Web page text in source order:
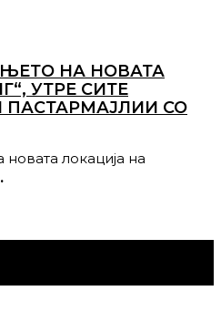
НА НОВАТА
УТРЕ СИТЕ
СО
локација на